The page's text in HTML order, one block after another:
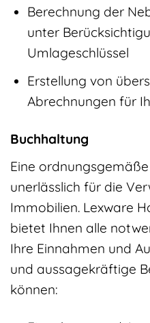
Berechnung der
unter
Umlageschlüssel
Erstellung von
Abrechnungen für
Buchhaltung
Eine
unerlässlich für die
Immobilien. Lexware
bietet Ihnen alle
Ihre Einnahmen und
und aussagekräftige
können: